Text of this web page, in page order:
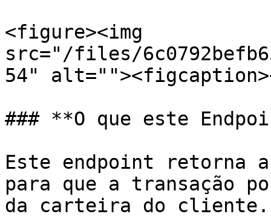
<figure><img
src="/files/
54"
### **O que este
Este endpoint retorna
para que a transação
da carteira do cliente.